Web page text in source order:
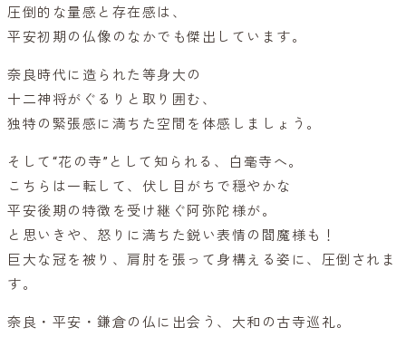
圧倒的な量感と存在感は、
平安初期の仏像のなかでも傑出しています。
奈良時代に造られた等身大の
十二神将がぐるりと取り囲む、
独特の緊張感に満ちた空間を体感しましょう。
そして“花の寺”として知られる、白毫寺へ。
こちらは一転して、伏し目がちで穏やかな
平安後期の特徴を受け継ぐ阿弥陀様が。
と思いきや、怒りに満ちた鋭い表情の閻魔様も！
巨大な冠を被り、肩肘を張って身構える姿に、圧倒されま
す。
奈良・平安・鎌倉の仏に出会う、大和の古寺巡礼。